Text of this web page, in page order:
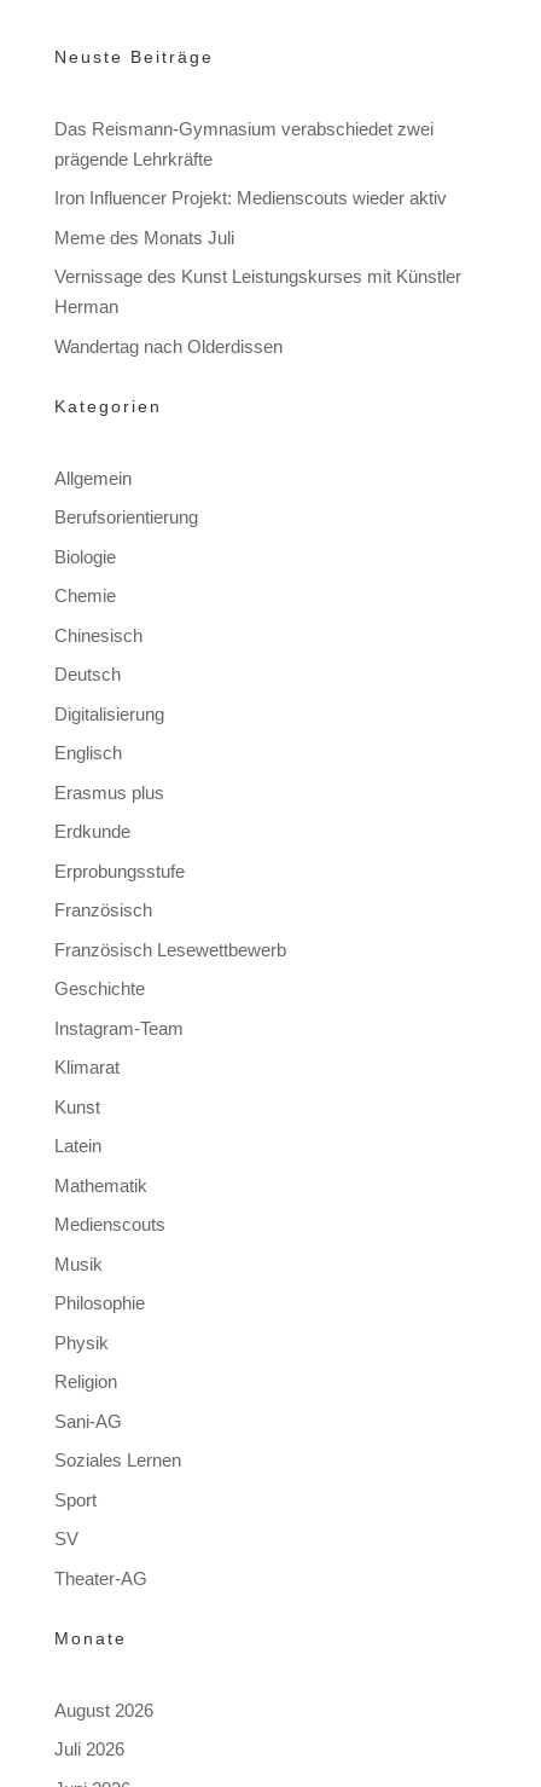
Neuste Beiträge
Das Reismann-Gymnasium verabschiedet zwei
prägende Lehrkräfte
Iron Influencer Projekt: Medienscouts wieder aktiv
Meme des Monats Juli
Vernissage des Kunst Leistungskurses mit Künstler
Herman
Wandertag nach Olderdissen
Kategorien
Allgemein
Berufsorientierung
Biologie
Chemie
Chinesisch
Deutsch
Digitalisierung
Englisch
Erasmus plus
Erdkunde
Erprobungsstufe
Französisch
Französisch Lesewettbewerb
Geschichte
Instagram-Team
Klimarat
Kunst
Latein
Mathematik
Medienscouts
Musik
Philosophie
Physik
Religion
Sani-AG
Soziales Lernen
Sport
SV
Theater-AG
Monate
August 2026
Juli 2026